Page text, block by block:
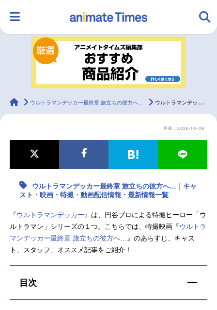
ランキング アニメ
ラジオ
最新記事一覧
アニメ記事一覧 声優記事一覧
アニメ映画一覧 実写化映画一覧
今期アニメ曜日別一覧
animateTimes
ウルトラマンデッカー最終章 旅立ちの彼方へ… ウルトラマンデッカー最終章 旅立ちの彼方へ…｜キャスト・映画・特撮・動画配信情報・最新情報一覧
更新：2025-10-06
ウルトラマンデッカー最終章 旅立ちの彼方へ…｜キャ
スト・映画・特撮・動画配信情報・最新情報一覧
『ウルトラマンデッカー 』は、円谷プロによる特撮ヒーロー「ウ
ルトラマン」シリーズの１つ。こちらでは、特撮映画『ウルトラ
マンデッカー最終章 旅立ちの彼方へ…
』のあらすじ、キャス
ト、スタッフ、オススメ記事をご紹介！
目次